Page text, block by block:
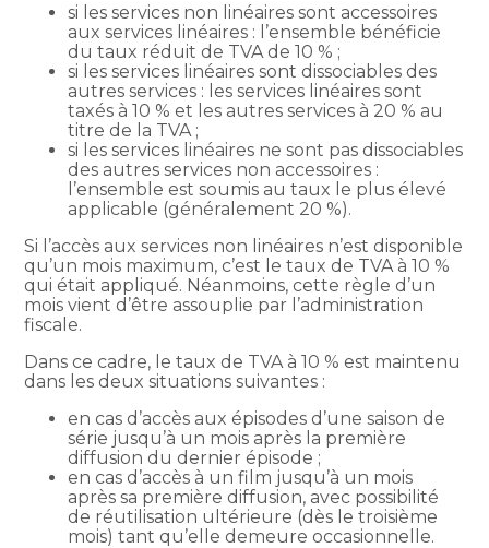
si les services non linéaires sont accessoires
aux services linéaires : l’ensemble bénéficie
du taux réduit de TVA de 10 % ;
si les services linéaires sont dissociables des
autres services : les services linéaires sont
taxés à 10 % et les autres services à 20 % au
titre de la TVA ;
si les services linéaires ne sont pas dissociables
des autres services non accessoires :
l’ensemble est soumis au taux le plus élevé
applicable (généralement 20 %).
Si l’accès aux services non linéaires n’est disponible
qu’un mois maximum, c’est le taux de TVA à 10 %
qui était appliqué. Néanmoins, cette règle d’un
mois vient d’être assouplie par l’administration
fiscale.
Dans ce cadre, le taux de TVA à 10 % est maintenu
dans les deux situations suivantes :
en cas d’accès aux épisodes d’une saison de
série jusqu’à un mois après la première
diffusion du dernier épisode ;
en cas d’accès à un film jusqu’à un mois
après sa première diffusion, avec possibilité
de réutilisation ultérieure (dès le troisième
mois) tant qu’elle demeure occasionnelle.